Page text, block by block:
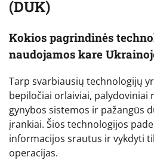
(DUK)
Kokios pagrindinės
naudojamos kare
Tarp svarbiausių technologijų
bepiločiai orlaiviai, palydoviniai
gynybos sistemos ir pažangūs
įrankiai. Šios technologijos
informacijos srautus ir vykdyti
operacijas.